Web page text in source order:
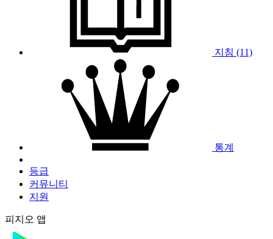
지침 (11)
통계
등급
커뮤니티
지원
피지오 앱